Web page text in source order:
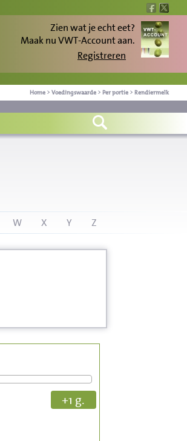
Zien wat je echt eet?
Maak nu VWT-Account aan.
Registreren
Home > Voedingswaarde > Per portie > Rendiermelk
W X Y Z
+1 g.